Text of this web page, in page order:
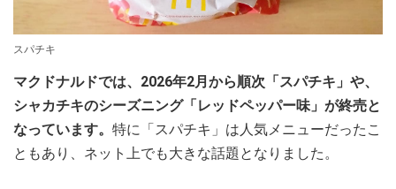
スパチキ
マクドナルドでは、2026年2月から順次「スパチキ」や、
シャカチキのシーズニング「レッドペッパー味」が終売と
なっています。 特に「スパチキ」は人気メニューだったこ
ともあり、ネット上でも大きな話題となりました。